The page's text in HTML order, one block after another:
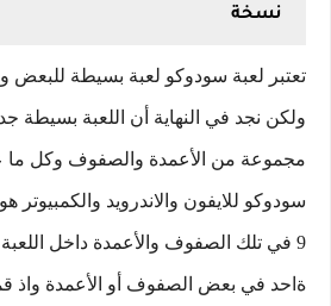
نسخة
تعتبر لعبة سودوكو لعبة بسيطة للبعض
ولكن نجد في النهاية أن اللعبة بسيطة
مجموعة من الأعمدة والصفوف وكل ما
9 في تلك الصفوف والأعمدة داخل
ةاحد في بعض الصفوف أو الأعمدة واذ